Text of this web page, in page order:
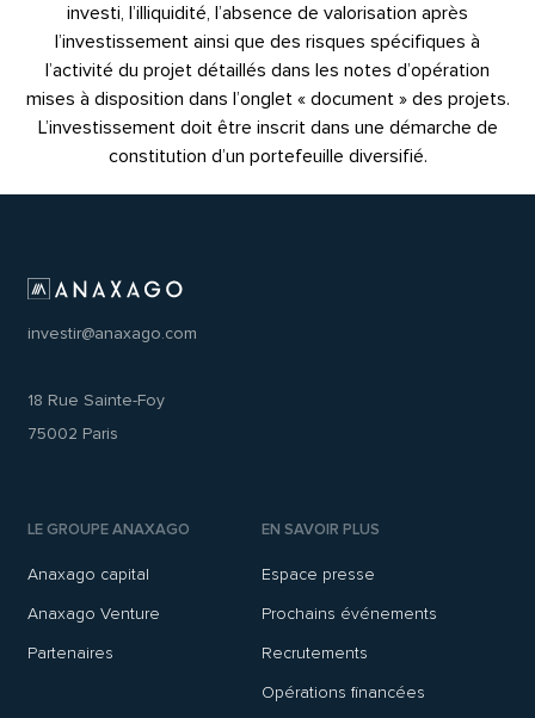
investi, l’illiquidité, l’absence de valorisation après
l’investissement ainsi que des risques spécifiques à
l’activité du projet détaillés dans les notes d’opération
mises à disposition dans l’onglet « document » des projets.
L’investissement doit être inscrit dans une démarche de
constitution d’un portefeuille diversifié.
investir@anaxago.com
18 Rue Sainte-Foy
75002 Paris
LE GROUPE ANAXAGO
Anaxago capital
Anaxago Venture
Partenaires
EN SAVOIR PLUS
Espace presse
Prochains événements
Recrutements
Opérations financées